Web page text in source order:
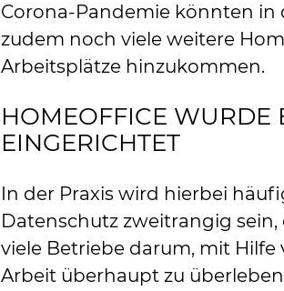
Corona-Pandemie könnten in
zudem noch viele weitere
Arbeitsplätze hinzukommen.
HOMEOFFICE WURDE
EINGERICHTET
In der Praxis wird hierbei
Datenschutz zweitrangig
viele Betriebe darum, mit
Arbeit überhaupt zu